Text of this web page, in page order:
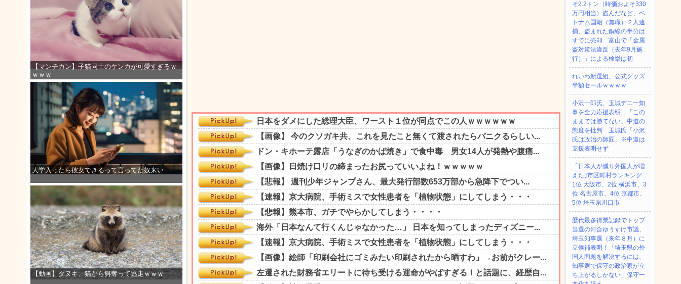
【マンチカン】子猫同士のケンカが可愛すぎるｗ
ｗｗｗ
大学入ったら彼女できるって言ってた奴来い
【動画】タヌキ、猫から餌奪って逃走ｗｗｗ
そ2.2トン（時価およそ330
万円相当）盗んだなど、ベ
トナム国籍（無職）２人逮
捕、盗まれた銅線の半分は
すでに売却 富山で「金属
盗対策法違反（去年9月施
行）」による検挙は初
れいわ新選組、公式グッズ
半額セールｗｗｗｗ
小沢一郎氏、玉城デニー知
事を全力応援表明 「この
ままでは勝てない」中道の
態度を批判 玉城氏「小沢
氏は政治の師匠」※中道は
支援表明せず
「日本人が減り外国人が増
えた｣市区町村ランキング
1位 大阪市、2位 横浜市、3
位 名古屋市、4位 京都市、
5位 埼玉県川口市
歴代最多得票記録でトップ
当選の河合ゆうすけ市議、
埼玉知事選（来年８月）に
立候補表明！「埼玉県の外
国人問題を解決するには、
知事選で保守の政治家が立
ち上がるしかない」保守一